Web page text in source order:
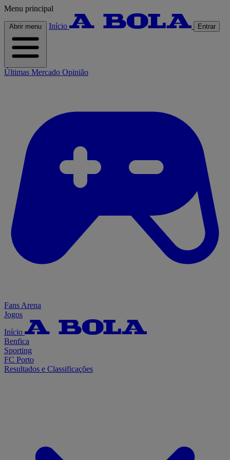
Menu principal
Abrir menu Início Entrar
Últimas Mercado Opinião
Fans Arena
Jogos
Início
Benfica
Sporting
FC Porto
Resultados e Classificações